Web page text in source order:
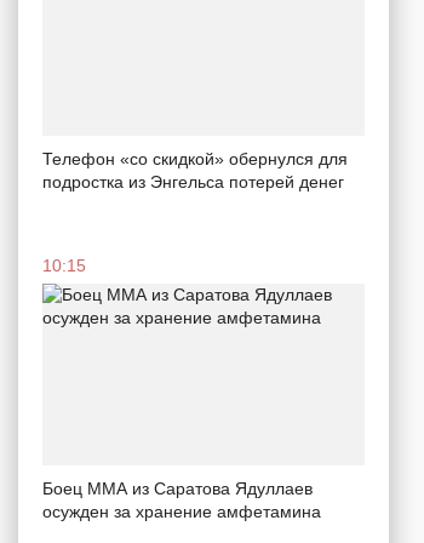
Телефон «со скидкой» обернулся для
подростка из Энгельса потерей денег
10:15
Боец ММА из Саратова Ядуллаев
осужден за хранение амфетамина